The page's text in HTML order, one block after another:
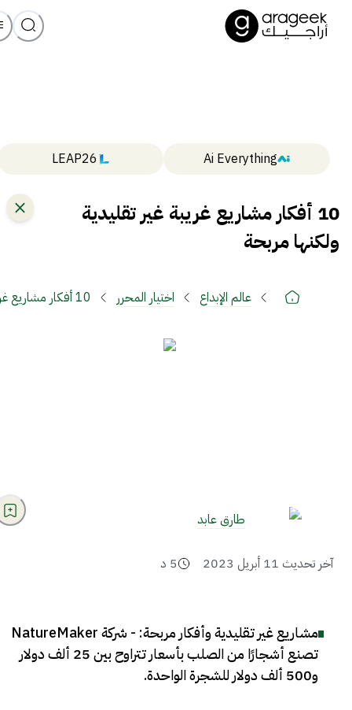
Ai Everything
LEAP26
10 أفكار مشاريع غريبة غير تقليدية
ولكنها مربحة
عالم الإبداع اختيار المحرر 10 أفكار مشاريع غريبة غير تقليدية ولكنها مربحة
طارق عابد
آخر تحديث 11 أبريل 2023 5 د
مشاريع غير تقليدية وأفكار مربحة: - شركة NatureMaker
تصنع أشجارًا من الصلب بأسعار تتراوح بين 25 ألف دولار
و500 ألف دولار للشجرة الواحدة
.